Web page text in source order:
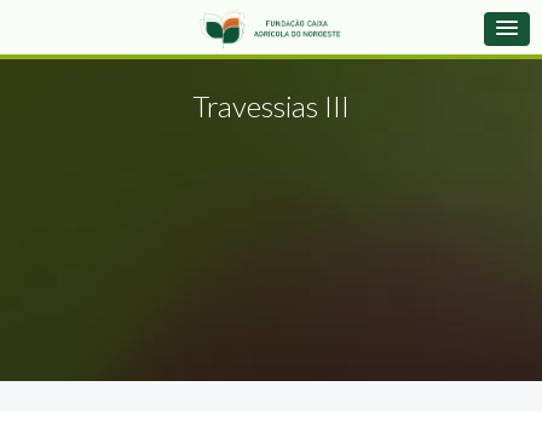
Travessias III